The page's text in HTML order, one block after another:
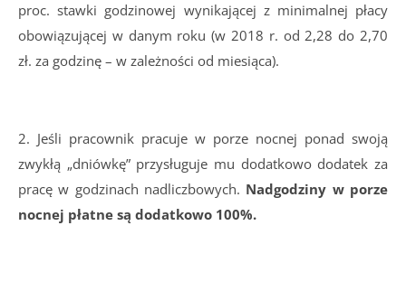
proc. stawki godzinowej wynikającej z minimalnej płacy
obowiązującej w danym roku (w 2018 r. od 2,28 do 2,70
zł. za godzinę – w zależności od miesiąca).
2. Jeśli pracownik pracuje w porze nocnej ponad swoją
zwykłą „dniówkę” przysługuje mu dodatkowo dodatek za
pracę w godzinach nadliczbowych. Nadgodziny w porze
nocnej płatne są dodatkowo 100%.